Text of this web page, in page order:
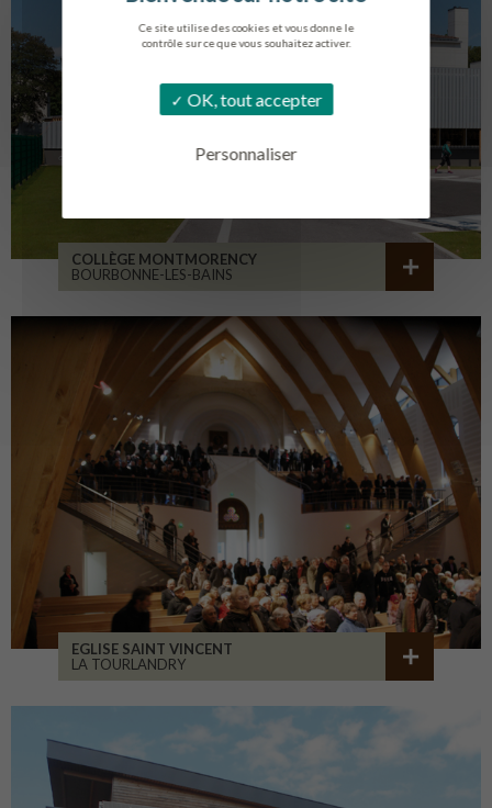
Ce site utilise des cookies et vous donne le
contrôle sur ce que vous souhaitez activer.
OK, tout accepter
Personnaliser
COLLÈGE MONTMORENCY
BOURBONNE-LES-BAINS
EGLISE SAINT VINCENT
LA TOURLANDRY